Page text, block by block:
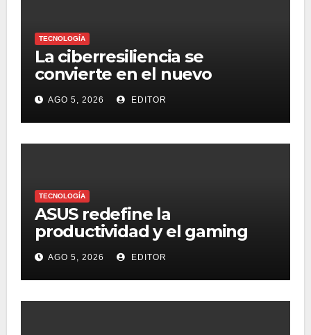
TECNOLOGÍA
La ciberresiliencia se
convierte en el nuevo
estándar para proteger a las
organizaciones frente al
ransomware
AGO 5, 2026 EDITOR
TECNOLOGÍA
ASUS redefine la
productividad y el gaming
con la experiencia Duo
AGO 5, 2026 EDITOR